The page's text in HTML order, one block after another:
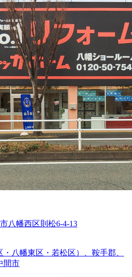
八幡西区則松6-4-13
八幡東区・若松区）、鞍手郡、
間市